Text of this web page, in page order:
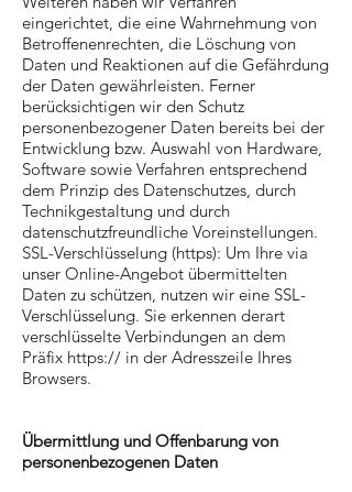
eingerichtet, die eine Wahrnehmung von
Betroffenenrechten, die Löschung von
Daten und Reaktionen auf die Gefährdung
der Daten gewährleisten. Ferner
berücksichtigen wir den Schutz
personenbezogener Daten bereits bei der
Entwicklung bzw. Auswahl von Hardware,
Software sowie Verfahren entsprechend
dem Prinzip des Datenschutzes, durch
Technikgestaltung und durch
datenschutzfreundliche Voreinstellungen.
SSL-Verschlüsselung (https): Um Ihre via
unser Online-Angebot übermittelten
Daten zu schützen, nutzen wir eine SSL-
Verschlüsselung. Sie erkennen derart
verschlüsselte Verbindungen an dem
Präfix https:// in der Adresszeile Ihres
Browsers.
Übermittlung und Offenbarung von
personenbezogenen Daten